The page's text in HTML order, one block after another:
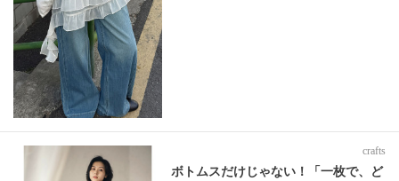
crafts
ボトムスだけじゃない！「一枚で、ど